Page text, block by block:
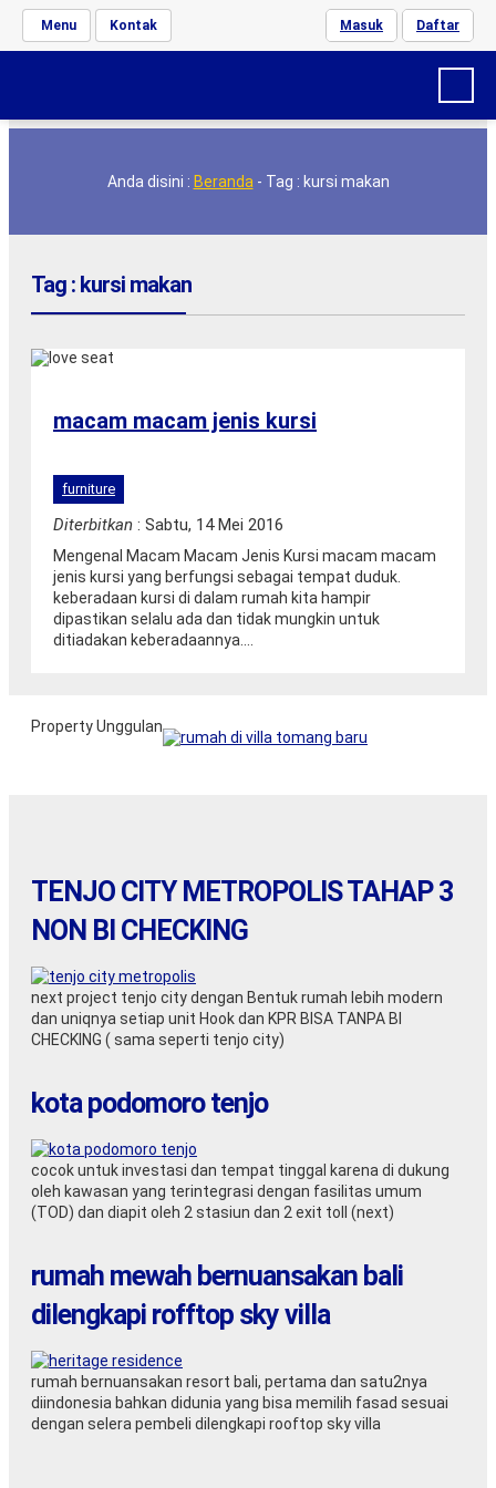
Menu Kontak Masuk Daftar
Anda disini : Beranda - Tag : kursi makan
Tag : kursi makan
macam macam jenis kursi
furniture
Diterbitkan : Sabtu, 14 Mei 2016
Mengenal Macam Macam Jenis Kursi macam macam
jenis kursi yang berfungsi sebagai tempat duduk.
keberadaan kursi di dalam rumah kita hampir
dipastikan selalu ada dan tidak mungkin untuk
ditiadakan keberadaannya....
Property Unggulan
1,30 M
TENJO CITY METROPOLIS TAHAP 3
NON BI CHECKING
next project tenjo city dengan Bentuk rumah lebih modern
dan uniqnya setiap unit Hook dan KPR BISA TANPA BI
CHECKING ( sama seperti tenjo city)
kota podomoro tenjo
cocok untuk investasi dan tempat tinggal karena di dukung
oleh kawasan yang terintegrasi dengan fasilitas umum
(TOD) dan diapit oleh 2 stasiun dan 2 exit toll (next)
rumah mewah bernuansakan bali
dilengkapi rofftop sky villa
rumah bernuansakan resort bali, pertama dan satu2nya
diindonesia bahkan didunia yang bisa memilih fasad sesuai
dengan selera pembeli dilengkapi rooftop sky villa